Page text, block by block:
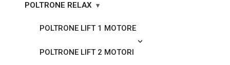
POLTRONE RELAX
POLTRONE LIFT 1 MOTORE
POLTRONE LIFT 2 MOTORI